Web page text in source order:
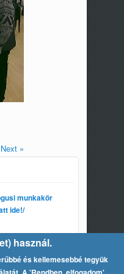
Next »
munkakör
ide!/
használ.
és kellemesebbé tegyük